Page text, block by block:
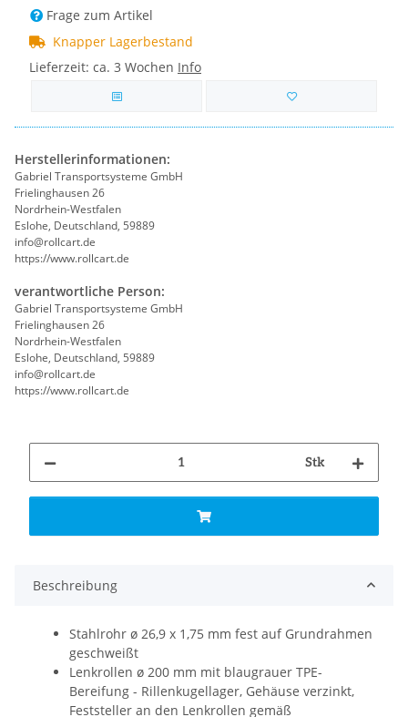
Frage zum Artikel
Knapper Lagerbestand
Lieferzeit: ca. 3 Wochen Info
Herstellerinformationen:
Gabriel Transportsysteme GmbH
Frielinghausen 26
Nordrhein-Westfalen
Eslohe, Deutschland, 59889
info@rollcart.de
https://www.rollcart.de
verantwortliche Person:
Gabriel Transportsysteme GmbH
Frielinghausen 26
Nordrhein-Westfalen
Eslohe, Deutschland, 59889
info@rollcart.de
https://www.rollcart.de
Stk
Beschreibung
Stahlrohr ø 26,9 x 1,75 mm fest auf Grundrahmen
geschweißt
Lenkrollen ø 200 mm mit blaugrauer TPE-
Bereifung - Rillenkugellager, Gehäuse verzinkt,
Feststeller an den Lenkrollen gemäß